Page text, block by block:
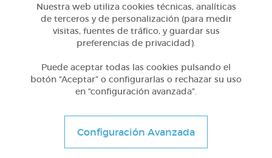
1º Primaria (6-7 años)
Aprendemos a identificar el mayor menor e igual
Nuestra web utiliza cookies técnicas, analíticas
de terceros y de personalización (para medir
visitas, fuentes de tráfico, y guardar sus
preferencias de privacidad).
Puede aceptar todas las cookies pulsando el
botón “Aceptar” o configurarlas o rechazar su uso
en “configuración avanzada”.
Configuración Avanzada